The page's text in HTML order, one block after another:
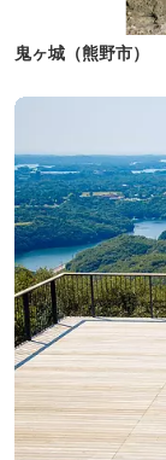
鬼ヶ城（熊野市）